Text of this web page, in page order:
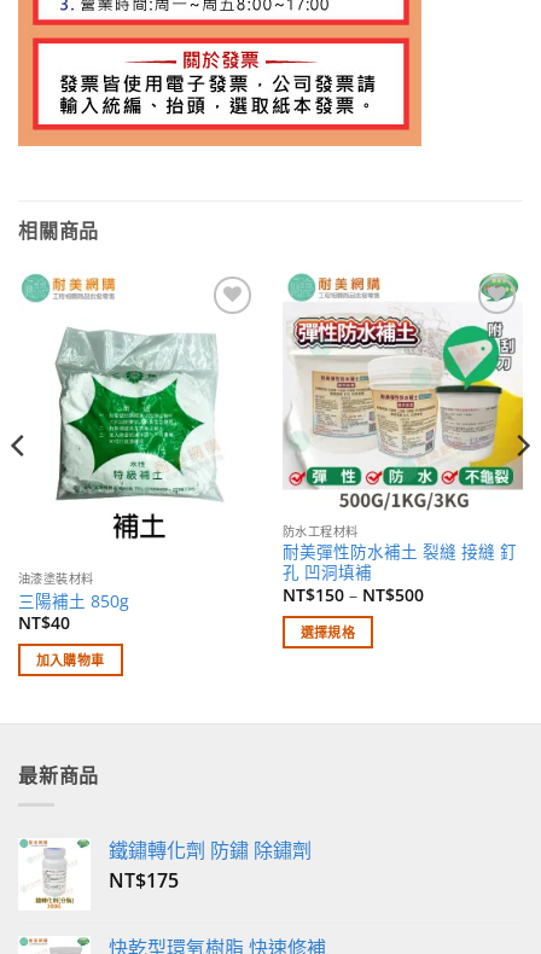
相關商品
油漆塗裝材料
三陽補土 850g
NT$40
加入購物車
加入
願望
清單
防水工程材料
耐美彈性防水補土 裂縫 接縫 釘
孔 凹洞填補
NT$150– NT$500
選擇規格
式。
可
品
最新商品
鐵鏽轉化劑 防鏽 除鏽劑
NT$175
快乾型環氧樹脂 快速修補